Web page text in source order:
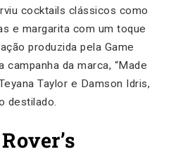
cocktails clássicos como
e margarita com um toque
produzida pela Game
campanha da marca, “Made
Taylor e Damson Idris,
destilado.